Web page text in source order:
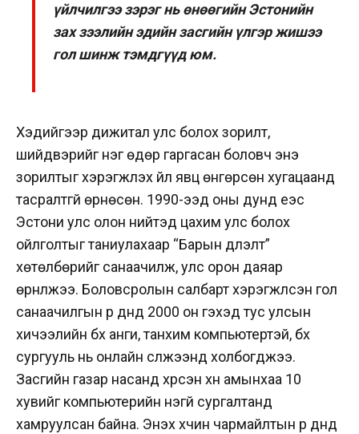
үйлчилгээ зэрэг нь өнөөгийн Эстонийн
зах зээлийн эдийн засгийн үлгэр жишээ
гол шинж тэмдгүүд юм.
Хэдийгээр дижитал улс болох зорилт,
шийдвэрийг нэг өдөр гаргасан боловч энэ
зорилтыг хэрэгжүүлэх үйл явц өнгөрсөн хугацаанд
тасралтгүй өрнөсөн. 1990-ээд оны дунд үеэс
Эстони улс олон нийтэд цахим улс болох
ойлголтыг таниулахаар “Барын дүүлэлт”
хөтөлбөрийг санаачилж, улс орон даяар
өрнүүлжээ. Боловсролын салбарт хэрэгжүүлсэн гол
санаачилгын үр дүнд 2000 он гэхэд тус улсын
хичээлийн бүх анги, танхим компьютертэй, бүх
сургууль нь онлайн сүлжээнд холбогджээ.
Засгийн газар насанд хүрсэн хүн амынхаа 10
хувийг компьютерийн үнэгүй сургалтанд
хамруулсан байна. Энэхүү хүчин чармайлтын үр дүнд